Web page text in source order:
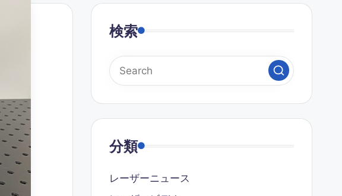
検索
分類
レーザーニュース